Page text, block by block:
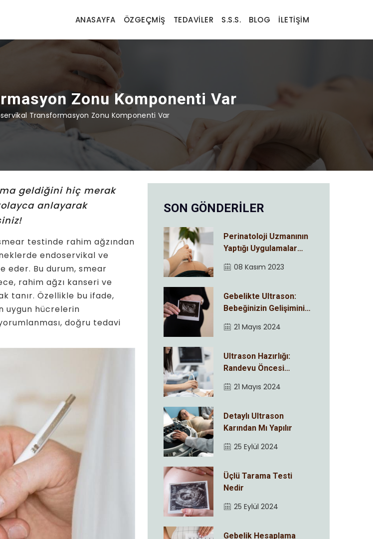
ANASAYFA ÖZGEÇMIŞ TEDAVILER S.S.S. BLOG İLETIŞIM
Zonu Komponenti Var
Transformasyon Zonu Komponenti Var
geldiğini hiç merak
anlayarak
testinde rahim ağzından
endoservikal ve
eder. Bu durum, smear
rahim ağzı kanseri ve
tanır. Özellikle bu ifade,
uygun hücrelerin
doğru tedavi
SON GÖNDERİLER
Perinatoloji Uzmanının
Yaptığı Uygulamalar
08 Kasım 2023
Gebelikte Ultrason:
Bebeğinizin Gelişimini
21 Mayıs 2024
Ultrason Hazırlığı:
Randevu Öncesi
21 Mayıs 2024
Detaylı Ultrason
Karından Mı Yapılır
25 Eylül 2024
Üçlü Tarama Testi
Nedir
25 Eylül 2024
Gebelik Hesaplama